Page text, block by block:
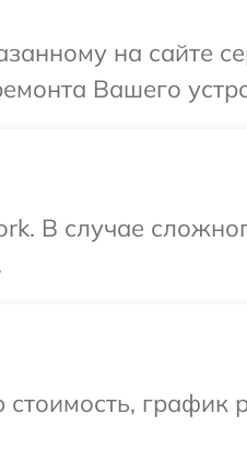
на сайте
Вашего
В случае
график